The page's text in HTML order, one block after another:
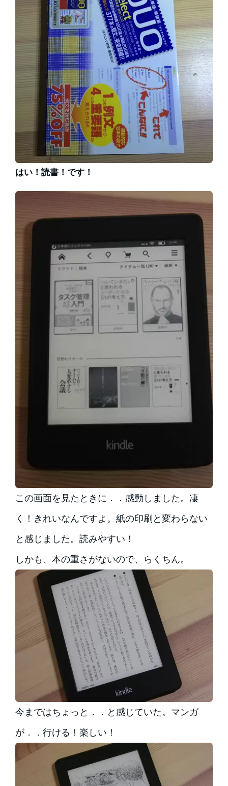
はい！読書！です！
この画面を見たときに．．感動しました。凄
く！きれいなんですよ。紙の印刷と変わらない
と感じました。読みやすい！
しかも、本の重さがないので、らくちん。
今まではちょっと．．と感じていた。マンガ
が．．行ける！楽しい！